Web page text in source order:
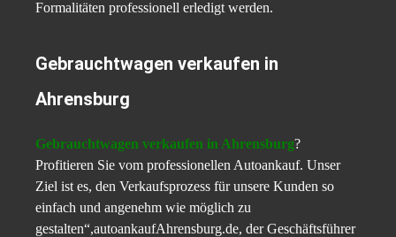
Formalitäten professionell erledigt werden.
Gebrauchtwagen verkaufen in
Ahrensburg
Gebrauchtwagen verkaufen in Ahrensburg?
Profitieren Sie vom professionellen Autoankauf. Unser
Ziel ist es, den Verkaufsprozess für unsere Kunden so
einfach und angenehm wie möglich zu
gestalten“,autoankaufAhrensburg.de, der Geschäftsführer